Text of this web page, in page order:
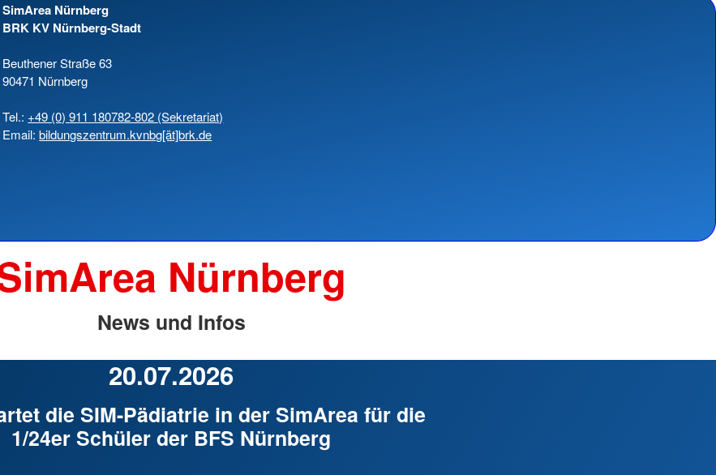
SimArea Nürnberg
BRK KV Nürnberg-Stadt
Beuthener Straße 63
90471 Nürnberg
Tel.: +49 (0) 911 180782-802 (Sekretariat)
Email:bildungszentrum.kvnbg[ät]brk.de
Nürnberg
News und Infos
20.07.2026
die SIM-Pädiatrie in der SimArea für die
1/24er Schüler der BFS Nürnberg